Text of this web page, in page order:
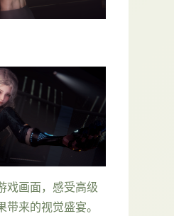
戏画面，感受高级
来的视觉盛宴。